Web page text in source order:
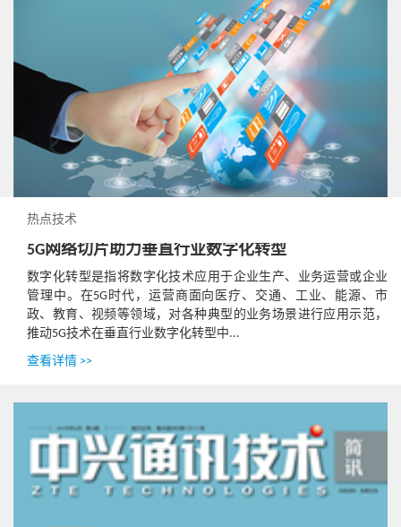
热点技术
5G网络切片助力垂直行业数字化转型
数字化转型是指将数字化技术应用于企业生产、业务运营或企业
管理中。在5G时代，运营商面向医疗、交通、工业、能源、市
政、教育、视频等领域，对各种典型的业务场景进行应用示范，
推动5G技术在垂直行业数字化转型中...
查看详情 >>